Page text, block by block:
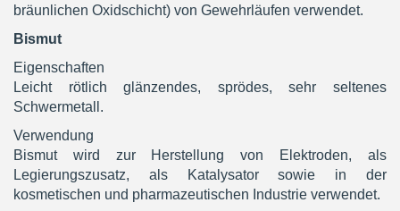
bräunlichen Oxidschicht) von Gewehrläufen verwendet.
Bismut
Eigenschaften
Leicht rötlich glänzendes, sprödes, sehr seltenes
Schwermetall.
Verwendung
Bismut wird zur Herstellung von Elektroden, als
Legierungszusatz, als Katalysator sowie in der
kosmetischen und pharmazeutischen Industrie verwendet.